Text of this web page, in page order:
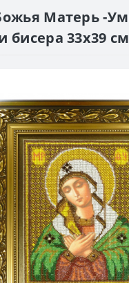
Матерь -
бисера 33х39 см